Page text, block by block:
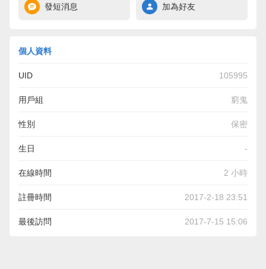
發短消息 加為好友
個人資料
UID 105995
用戶組 窮鬼
性別 保密
生日 -
在線時間 2 小時
註冊時間 2017-2-18 23:51
最後訪問 2017-7-15 15:06